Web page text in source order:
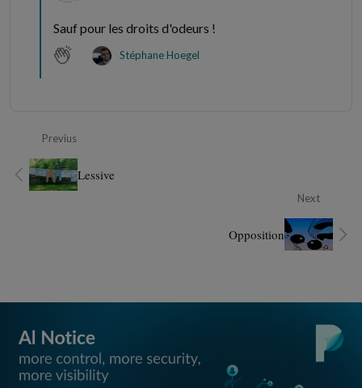
Sauf pour les droits d'odeurs !
Stéphane Hoegel
Previus
Lessive
Next
Opposition